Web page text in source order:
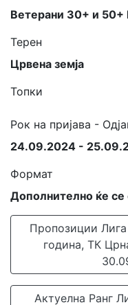
Ветерани 30+ и 50+
Терен
Црвена земја
Топки
Рок на пријава -
24.09.2024 -
Формат
Дополнително ќе се
Пропозиции
година, ТК
Актуелна Ранг